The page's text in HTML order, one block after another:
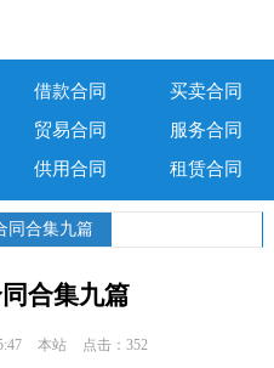
借款合同
买卖合同
贸易合同
服务合同
供用合同 租赁合同
同合集九篇
合集九篇
本站 点击：352